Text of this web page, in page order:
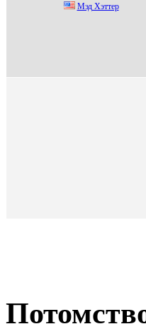
Mэд Xэттeр